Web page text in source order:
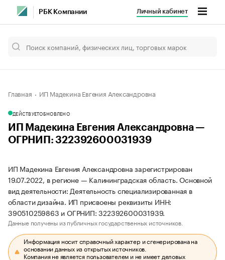
РБК Компании Личный кабинет
Главная ИП Мадекина Евгения Александровна
ДЕЙСТВУЕТОБНОВЛЕНО
ИП Мадекина Евгения Александровна —
ОГРНИП: 322392600031939
ИП Мадекина Евгения Александровна зарегистрирован
19.07.2022, в регионе — Калининградская область. Основной
вид деятельности: Деятельность специализированная в
области дизайна. ИП присвоены реквизиты ИНН:
390510259863 и ОГРНИП: 322392600031939.
Данные получены из публичных государственных источников.
Информация носит справочный характер и сгенерирована на
основании данных из открытых источников.
Компания не является пользователем и не имеет деловых